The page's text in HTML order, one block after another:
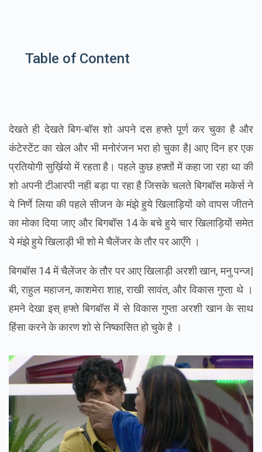
Table of Content
देखते ही देखते बिग-बॉस शो अपने दस हफ्ते पूर्ण कर चुका है और
कंटेस्टेंट का खेल और भी मनोरंजन भरा हो चुका है| आए दिन हर एक
प्रतियोगी सुर्ख़ियो में रहता है। पहले कुछ हफ़्तों में कहा जा रहा था की
शो अपनी टीआरपी नही बड़ा पा रहा है जिसके चलते बिगबॉस मकेर्स ने
ये निर्णे लिया की पहले सीजन के मंझे हुये खिलाड़ियों को वापस जीतने
का मोका दिया जाए और बिगबॉस 14 के बचे हुये चार खिलाड़ियों समेत
ये मंझे हुये खिलाड़ी भी शो मे चैलेंजर के तौर पर आएँगे ।
बिगबॉस 14 में चैलेंजर के तौर पर आए खिलाड़ी अरशी खान, मनु पन्ज|
बी, राहुल महाजन, काशमेरा शाह, राखी सावंत, और विकास गुप्ता थे ।
हमने देखा इस् हफ्ते बिगबॉस में से विकास गुप्ता अरशी खान के साथ
हिंसा करने के कारण शो से निष्कासित हो चुके है ।